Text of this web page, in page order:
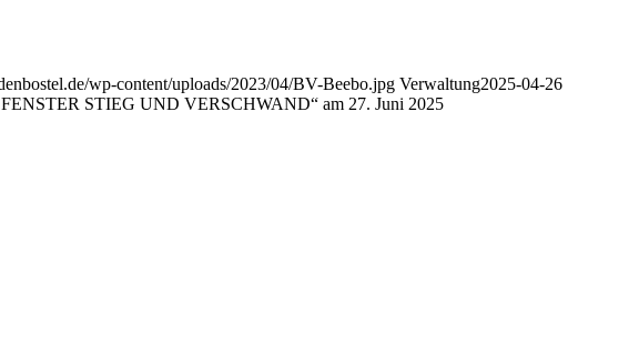
wp-content/uploads/2023/04/BV-Beebo.jpg Verwaltung2025-04-26
STIEG UND VERSCHWAND“ am 27. Juni 2025